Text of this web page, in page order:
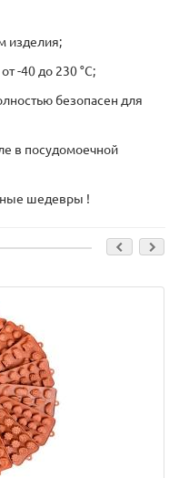
изделия;
-40 до 230 °С;
безопасен для
в посудомоечной
шедевры !